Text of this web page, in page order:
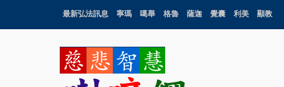
最新弘法訊息 寧瑪 噶舉 格魯 薩迦 覺囊 利美 顯教